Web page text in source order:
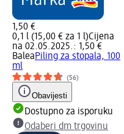
1,50 €
0,1 l (15,00 € za 1 l)Cijena
na 02.05.2025.: 1,50 €
BaleaPiling za stopala, 100
ml
(56)
Obavijesti
Dostupno za isporuku
Odaberi dm trgovinu